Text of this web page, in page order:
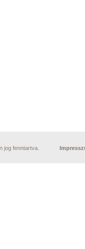
jog fenntartva.